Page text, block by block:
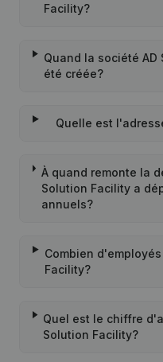
Facility?
Quand la société
été créée?
Quelle est
À quand remonte la
Solution Facility a
annuels?
Combien
Facility?
Quel est le chiffre
Solution Facility?